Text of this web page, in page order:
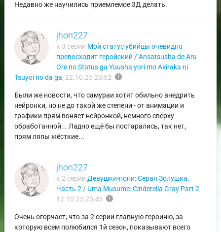
Недавно же научились приемлемое 3Д делать.
jhon227
к 3 серии Мой статус убийцы очевидно
превосходит геройский / Ansatsusha de Aru
Ore no Status ga Yuusha yori mo Akiraka ni
Tsuyoi no da ga, 22.10.25 23:52 report
Были же новости, что самураи хотят обильно внедрить
нейронки, но не до такой же степени - от анимации и
графики прям воняет нейронкой, немного сверху
обработанной... Ладно ещё бы постарались, так нет,
прям ляпы жёсткие...
jhon227
к 2 серии Девушки-пони: Серая Золушка.
Часть 2 / Uma Musume: Cinderella Gray Part 2,
12.10.25 20:45 report
Очень огорчает, что за 2 серии главную героиню, за
которую всем полюбился 1й сезон, показывают всего